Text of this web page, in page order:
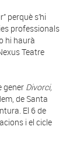
perquè s’hi
professionals
hi haurà
Teatre
gener Divorci,
de Santa
El 6 de
i el cicle